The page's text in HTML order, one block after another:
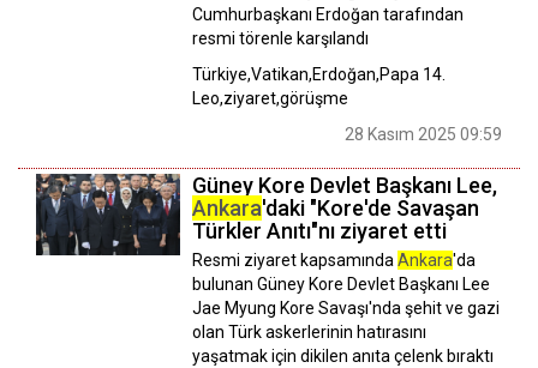
Cumhurbaşkanı Erdoğan tarafından
resmi törenle karşılandı
Türkiye,Vatikan,Erdoğan,Papa 14.
Leo,ziyaret,görüşme
28 Kasım 2025 09:59
Güney Kore Devlet Başkanı Lee,
Ankara'daki "Kore'de Savaşan
Türkler Anıtı"nı ziyaret etti
Resmi ziyaret kapsamındaAnkara'da
bulunan Güney Kore Devlet Başkanı Lee
Jae Myung Kore Savaşı'nda şehit ve gazi
olan Türk askerlerinin hatırasını
yaşatmak için dikilen anıta çelenk bıraktı